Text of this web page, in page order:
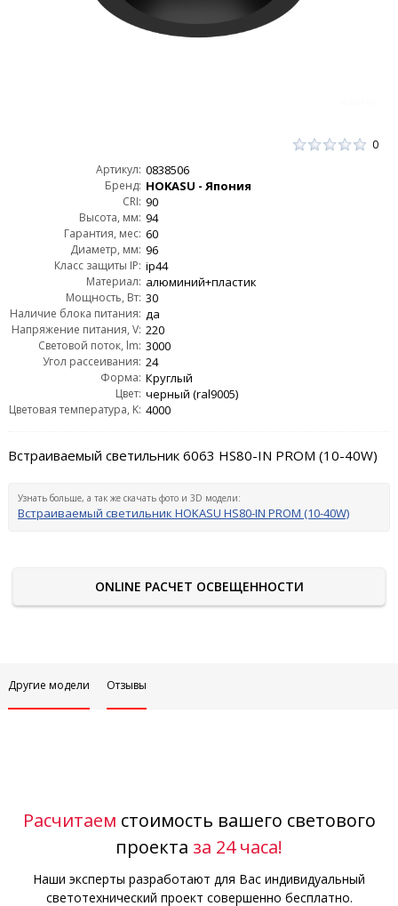
0
Артикул: 0838506
Бренд: HOKASU - Япония
CRI: 90
Высота, мм: 94
Гарантия, мес: 60
Диаметр, мм: 96
Класс защиты IP: ip44
Материал: алюминий+пластик
Мощность, Вт: 30
Наличие блока питания: да
Напряжение питания, V: 220
Световой поток, lm: 3000
Угол рассеивания: 24
Форма: Круглый
Цвет: черный (ral9005)
Цветовая температура, K: 4000
Встраиваемый светильник 6063 HS80-IN PROM (10-40W)
Узнать больше, а так же скачать фото и 3D модели:
Встраиваемый светильник HOKASU HS80-IN PROM (10-40W)
ONLINE РАСЧЕТ ОСВЕЩЕННОСТИ
Другие модели Отзывы
Расчитаем стоимость вашего светового
проекта за 24 часа!
Наши эксперты разработают для Вас индивидуальный
светотехнический проект совершенно бесплатно.